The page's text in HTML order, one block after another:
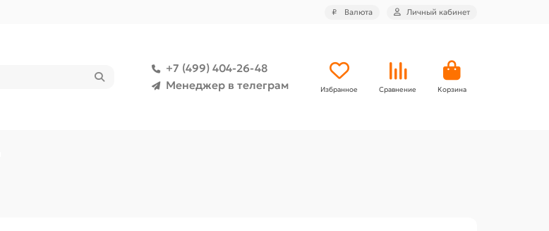
₽ Валюта Личный кабинет
+7 (499) 404-26-48
Менеджер в телеграм
Избранное Сравнение Корзина